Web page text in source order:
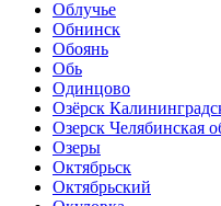
Облучье
Обнинск
Обоянь
Обь
Одинцово
Озёрск
Озерск Челябинская
Озеры
Октябрьск
Октябрьский